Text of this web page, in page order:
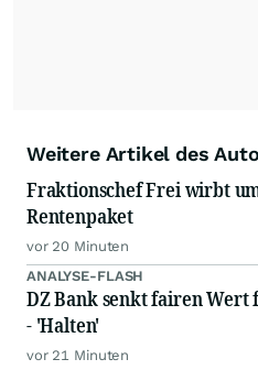
Weitere Artikel des
Fraktionschef Frei wirbt
Rentenpaket
vor 20 Minuten
ANALYSE-FLASH
DZ Bank senkt fairen Wert
- 'Halten'
vor 21 Minuten